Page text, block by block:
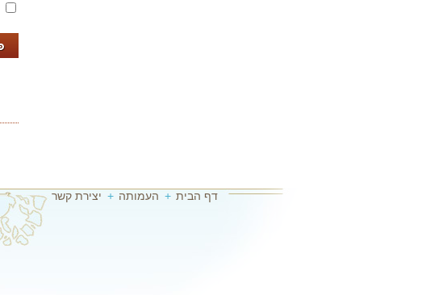
דף הבית + העמותה + יצירת קשר